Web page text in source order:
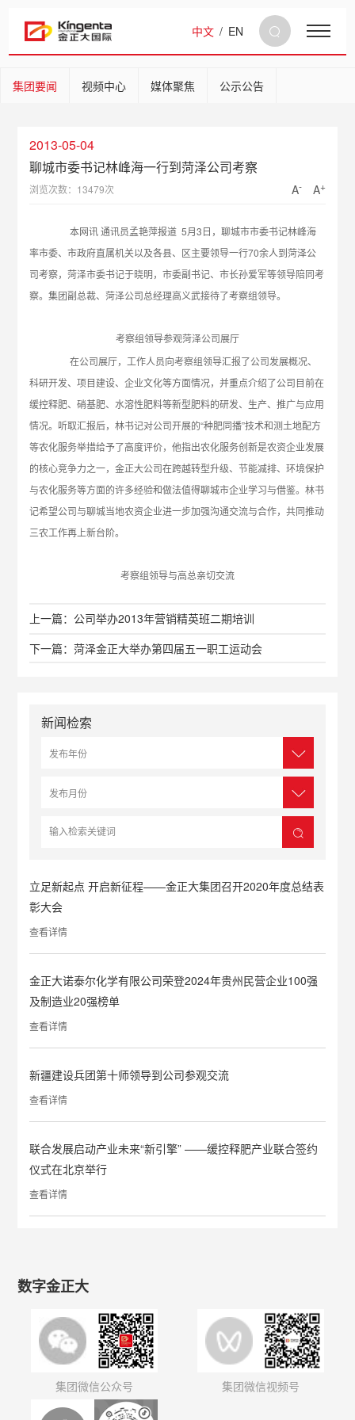
中文 / EN
集团要闻 视频中心 媒体聚焦 公示公告
2013-05-04
聊城市委书记林峰海一行到菏泽公司考察
浏览次数：13479次 A- A+
本网讯 通讯员孟艳萍报道 5月3日，聊城市市委书记林峰海
率市委、市政府直属机关以及各县、区主要领导一行70余人到菏泽公
司考察，菏泽市委书记于晓明，市委副书记、市长孙爱军等领导陪同考
察。集团副总裁、菏泽公司总经理高义武接待了考察组领导。
考察组领导参观菏泽公司展厅
在公司展厅，工作人员向考察组领导汇报了公司发展概况、
科研开发、项目建设、企业文化等方面情况，并重点介绍了公司目前在
缓控释肥、硝基肥、水溶性肥料等新型肥料的研发、生产、推广与应用
情况。听取汇报后，林书记对公司开展的“种肥同播”技术和测土地配方
等农化服务举措给予了高度评价，他指出农化服务创新是农资企业发展
的核心竞争力之一，金正大公司在跨越转型升级、节能减排、环境保护
与农化服务等方面的许多经验和做法值得聊城市企业学习与借鉴。林书
记希望公司与聊城当地农资企业进一步加强沟通交流与合作，共同推动
三农工作再上新台阶。
考察组领导与高总亲切交流
上一篇：公司举办2013年营销精英班二期培训
下一篇：菏泽金正大举办第四届五一职工运动会
新闻检索
立足新起点 开启新征程——金正大集团召开2020年度总结表
彰大会
查看详情
金正大诺泰尔化学有限公司荣登2024年贵州民营企业100强
及制造业20强榜单
查看详情
新疆建设兵团第十师领导到公司参观交流
查看详情
联合发展启动产业未来“新引擎” ——缓控释肥产业联合签约
仪式在北京举行
查看详情
数字金正大
集团微信公众号 集团微信视频号